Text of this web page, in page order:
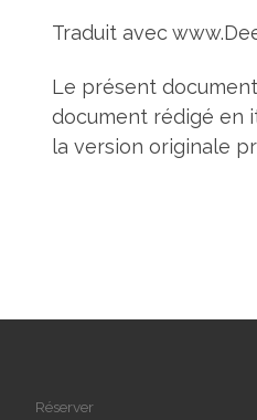
Traduit avec
Le présent
document rédigé en
la version originale
Réserver